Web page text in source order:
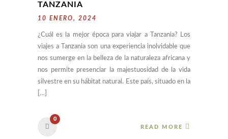
TANZANIA
10 ENERO, 2024
¿Cuál es la mejor época para viajar a Tanzania? Los
viajes a Tanzania son una experiencia inolvidable que
nos sumerge en la belleza de la naturaleza africana y
nos permite presenciar la majestuosidad de la vida
silvestre en su hábitat natural. Este país, situado en la
[…]
0
READ MORE